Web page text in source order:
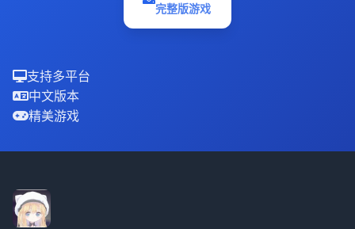
完整版游戏
支持多平台
中文版本
精美游戏